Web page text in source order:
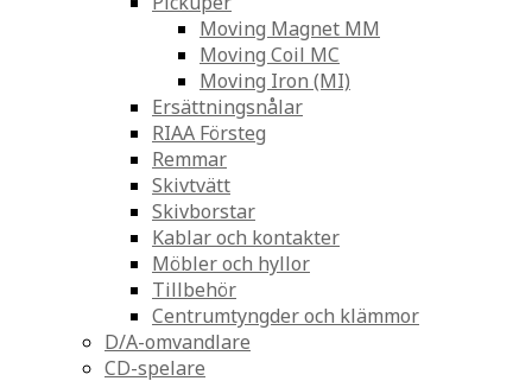
Moving Magnet MM
Moving Coil MC
Moving Iron (MI)
Ersättningsnålar
RIAA Försteg
Remmar
Skivtvätt
Skivborstar
Kablar och kontakter
Möbler och hyllor
Tillbehör
Centrumtyngder och klämmor
D/A-omvandlare
CD-spelare